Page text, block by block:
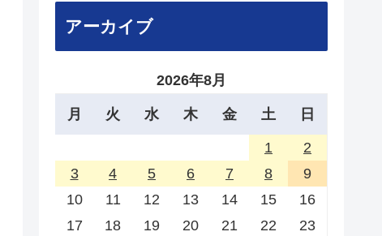
アーカイブ
2026年8月
月 火 水 木 金 土 日
1
2
3
4 5 6 7 8
9
10
11 12 13 14 15
16
17
18 19 20 21 22
23